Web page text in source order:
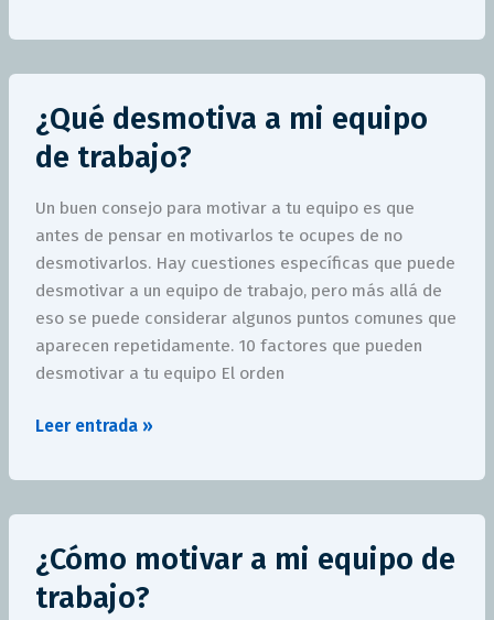
¿Qué desmotiva a mi equipo
de trabajo?
Un buen consejo para motivar a tu equipo es que
antes de pensar en motivarlos te ocupes de no
desmotivarlos. Hay cuestiones específicas que puede
desmotivar a un equipo de trabajo, pero más allá de
eso se puede considerar algunos puntos comunes que
aparecen repetidamente. 10 factores que pueden
desmotivar a tu equipo El orden
desmotiva
a
mi
Leer entrada »
¿Cómo motivar a mi equipo de
trabajo?
motivar
a
mi